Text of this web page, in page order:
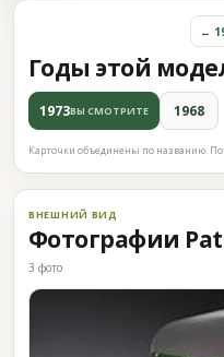
Годы этой
←
1973ВЫ СМОТРИТЕ 1968
Карточки объединены по названию.
ВНЕШНИЙ ВИД
Фотографии
3 фото